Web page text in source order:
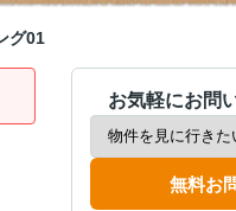
グ01
お気軽にお問
無料お